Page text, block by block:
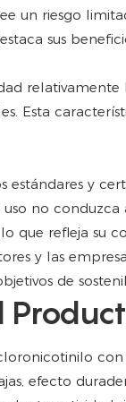
un riesgo
sus
relativamente
Esta
y
no
que refleja su
y las
de
efecto